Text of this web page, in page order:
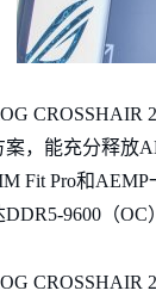
CROSSHAIR
案，能充分释放
Fit Pro和
DDR5-9600（OC
CROSSHAIR